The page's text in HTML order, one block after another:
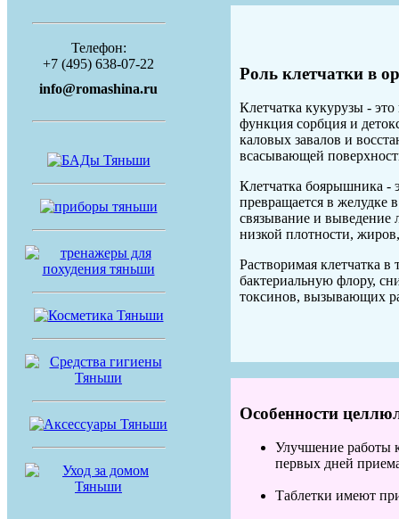
Телефон:
+7 (495) 638-07-22
info@romashina.ru
Роль клетчатки в
Клетчатка кукурузы -
функция сорбция и
каловых завалов и
всасывающей
Клетчатка боярышника -
превращается в желудке
связывание и
низкой плотности,
Растворимая клетчатка
бактериальную флору,
токсинов, вызывающих
Особенности
Улучшение работы
первых дней
Таблетки имеют